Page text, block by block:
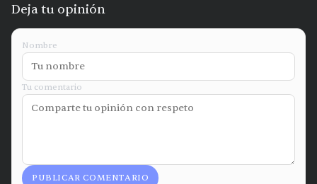
Deja tu opinión
Nombre
Tu comentario
PUBLICAR COMENTARIO